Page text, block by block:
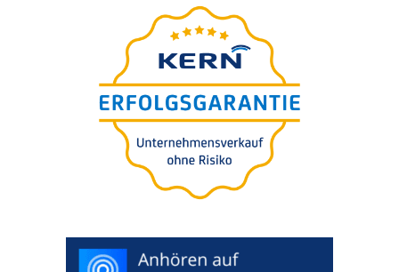
vállala­tá­nak utódlásához